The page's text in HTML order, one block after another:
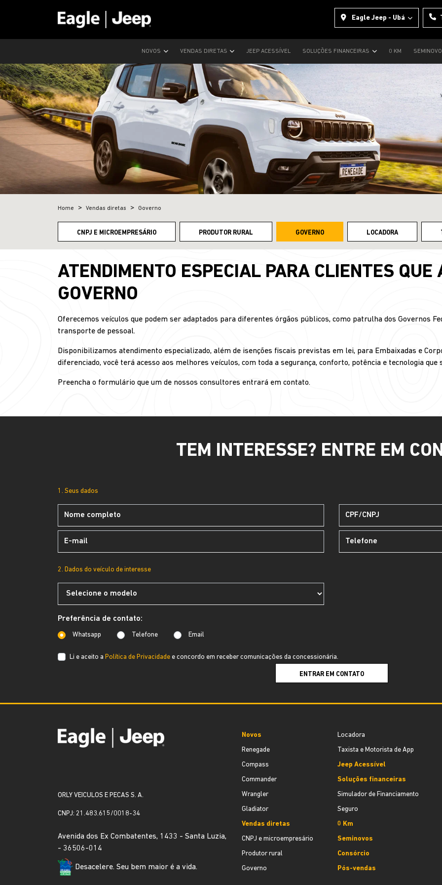
Eagle Jeep - Ubá
NOVOS VENDAS DIRETAS JEEP ACESSÍVEL SOLUÇÕES FINANCEIRAS 0 KM
Home Vendas diretas Governo
CNPJ E MICROEMPRESÁRIO PRODUTOR RURAL GOVERNO LOCADORA
ATENDIMENTO ESPECIAL PARA CLIENTES QUE
GOVERNO
Oferecemos veículos que podem ser adaptados para diferentes órgãos públicos, como patrulha dos Governos
transporte de pessoal.
Disponibilizamos atendimento especializado, além de isenções fiscais previstas em lei, para Embaixadas e
diferenciado, você terá acesso aos melhores veículos, com toda a segurança, conforto, potência e tecnologia que
Preencha o formulário que um de nossos consultores entrará em contato.
TEM INTERESSE? ENTRE EM
1. Seus dados
2. Dados do veículo de interesse
Preferência de contato:
Whatsapp Telefone Email
Li e aceito a Política de Privacidade e concordo em receber comunicações da concessionária.
ENTRAR EM CONTATO
ORLY VEICULOS E PECAS S. A.
CNPJ: 21.483.615/0018-34
Avenida dos Ex Combatentes, 1433 - Santa Luzia,
- 36506-014
Desacelere. Seu bem maior é a vida.
Novos
Renegade
Compass
Commander
Wrangler
Gladiator
Vendas diretas
CNPJ e microempresário
Produtor rural
Governo
Locadora
Taxista e Motorista de App
Jeep Acessível
Soluções financeiras
Simulador de Financiamento
Seguro
0 Km
Seminovos
Consórcio
Pós-vendas